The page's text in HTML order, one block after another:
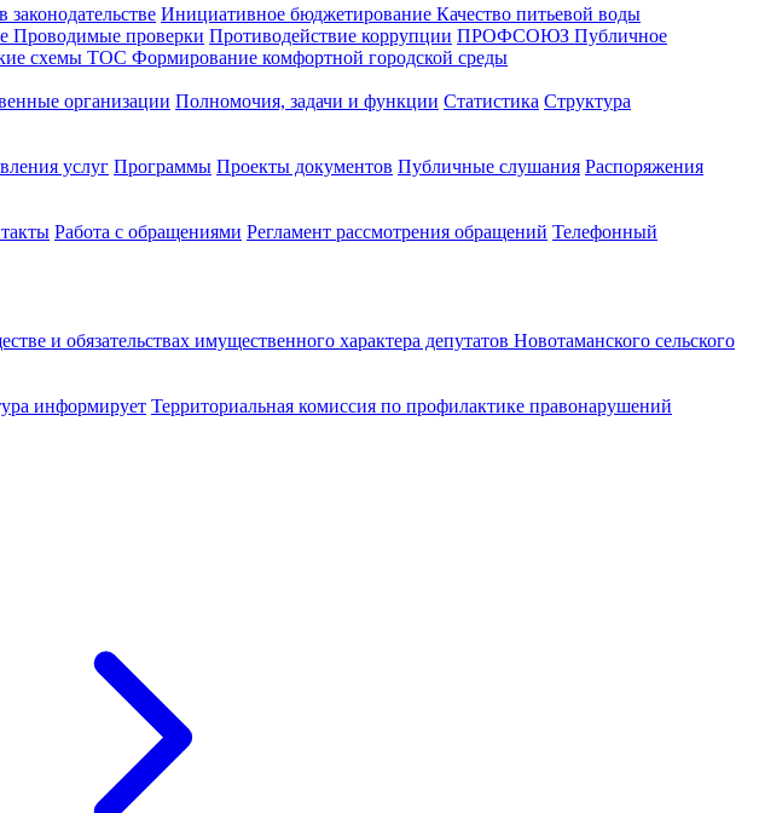
законодательстве Инициативное бюджетирование Качество питьевой воды
Проводимые проверки Противодействие коррупции ПРОФСОЮЗ Публичное
схемы ТОС Формирование комфортной городской среды
организации Полномочия, задачи и функции Статистика Структура
услуг Программы Проекты документов Публичные слушания Распоряжения
Работа с обращениями Регламент рассмотрения обращений Телефонный
и обязательствах имущественного характера депутатов Новотаманского сельского
информирует Территориальная комиссия по профилактике правонарушений